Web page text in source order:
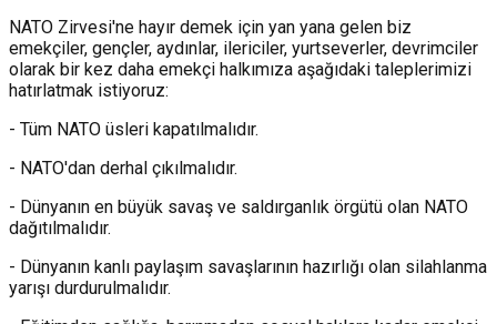
NATO Zirvesi'ne hayır demek için yan yana gelen biz
emekçiler, gençler, aydınlar, ilericiler, yurtseverler, devrimciler
olarak bir kez daha emekçi halkımıza aşağıdaki taleplerimizi
hatırlatmak istiyoruz:
- Tüm NATO üsleri kapatılmalıdır.
- NATO'dan derhal çıkılmalıdır.
- Dünyanın en büyük savaş ve saldırganlık örgütü olan NATO
dağıtılmalıdır.
- Dünyanın kanlı paylaşım savaşlarının hazırlığı olan silahlanma
yarışı durdurulmalıdır.